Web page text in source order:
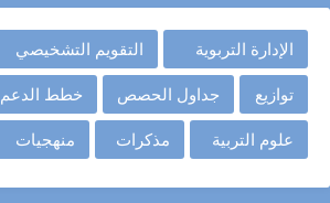
الإدارة التربوية التقويم التشخيصي
توازيع جداول الحصص خطط الدعم
علوم التربية مذكرات منهجيات